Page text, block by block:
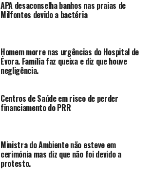
APA desaconselha banhos nas praias de
Milfontes devido a bactéria
Homem morre nas urgências do Hospital de
Évora. Família faz queixa e diz que houve
negligência.
Centros de Saúde em risco de perder
financiamento do PRR
Ministra do Ambiente não esteve em
cerimónia mas diz que não foi devido a
protesto.